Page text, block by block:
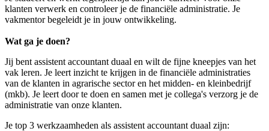
klanten verwerk en controleer je de financiële administratie. Je
vakmentor begeleidt je in jouw ontwikkeling.
Wat ga je doen?
Jij bent assistent accountant duaal en wilt de fijne kneepjes van het
vak leren. Je leert inzicht te krijgen in de financiële administraties
van de klanten in agrarische sector en het midden- en kleinbedrijf
(mkb). Je leert door te doen en samen met je collega's verzorg je de
administratie van onze klanten.
Je top 3 werkzaamheden als assistent accountant duaal zijn: